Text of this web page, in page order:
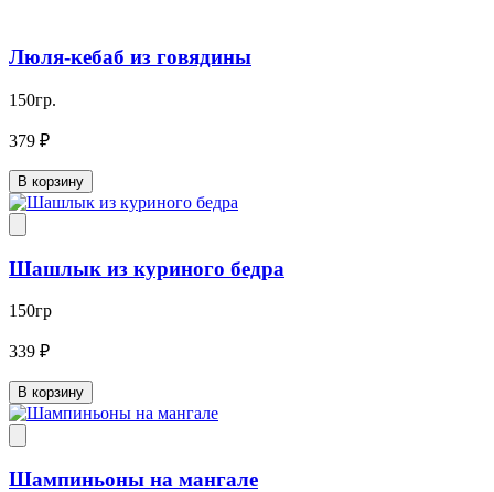
Люля-кебаб из говядины
150гр.
379 ₽
В корзину
Шашлык из куриного бедра
150гр
339 ₽
В корзину
Шампиньоны на мангале